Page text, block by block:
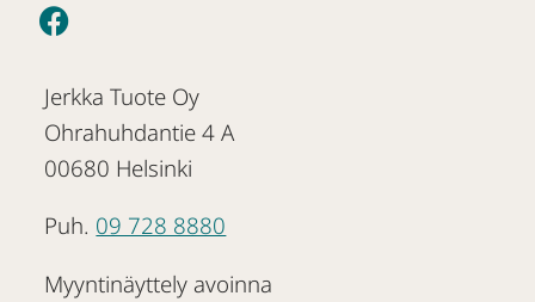
Jerkka Tuote Oy
Ohrahuhdantie 4 A
00680 Helsinki
Puh. 09 728 8880
Myyntinäyttely avoinna